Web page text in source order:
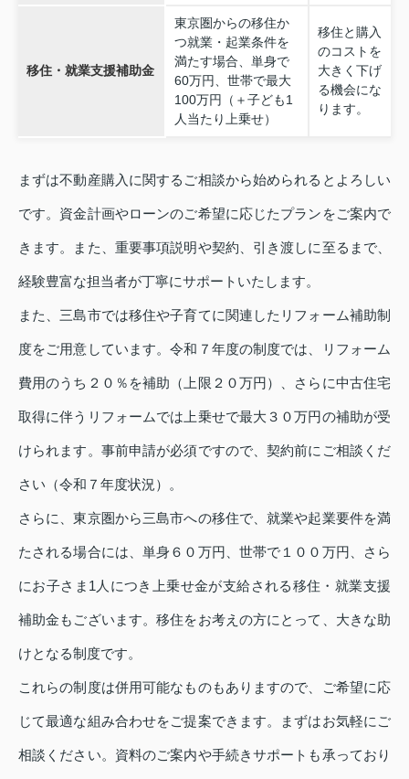
移住・就業支援補助金
東京圏からの移住か
つ就業・起業条件を
満たす場合、単身で
60万円、世帯で最大
100万円（＋子ども1
人当たり上乗せ）
移住と購入
のコストを
大きく下げ
る機会にな
ります。
まずは不動産購入に関するご相談から始められるとよろしい
です。資金計画やローンのご希望に応じたプランをご案内で
きます。また、重要事項説明や契約、引き渡しに至るまで、
経験豊富な担当者が丁寧にサポートいたします。
また、三島市では移住や子育てに関連したリフォーム補助制
度をご用意しています。令和７年度の制度では、リフォーム
費用のうち２０％を補助（上限２０万円）、さらに中古住宅
取得に伴うリフォームでは上乗せで最大３０万円の補助が受
けられます。事前申請が必須ですので、契約前にご相談くだ
さい（令和７年度状況）。
さらに、東京圏から三島市への移住で、就業や起業要件を満
たされる場合には、単身６０万円、世帯で１００万円、さら
にお子さま1人につき上乗せ金が支給される移住・就業支援
補助金もございます。移住をお考えの方にとって、大きな助
けとなる制度です。
これらの制度は併用可能なものもありますので、ご希望に応
じて最適な組み合わせをご提案できます。まずはお気軽にご
相談ください。資料のご案内や手続きサポートも承っており